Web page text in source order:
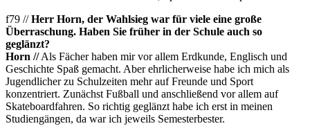
f79 // Herr Horn, der Wahlsieg war für viele eine große
Überraschung. Haben Sie früher in der Schule auch so
geglänzt?
Horn //Als Fächer haben mir vor allem Erdkunde, Englisch und
Geschichte Spaß gemacht. Aber ehrlicherweise habe ich mich als
Jugendlicher zu Schulzeiten mehr auf Freunde und Sport
konzentriert. Zunächst Fußball und anschließend vor allem auf
Skateboardfahren. So richtig geglänzt habe ich erst in meinen
Studiengängen, da war ich jeweils Semesterbester.